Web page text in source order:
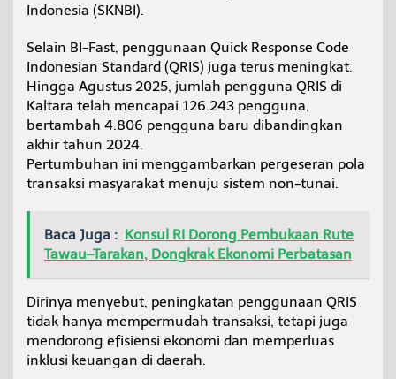
Indonesia (SKNBI).
Selain BI-Fast, penggunaan Quick Response Code
Indonesian Standard (QRIS) juga terus meningkat.
Hingga Agustus 2025, jumlah pengguna QRIS di
Kaltara telah mencapai 126.243 pengguna,
bertambah 4.806 pengguna baru dibandingkan
akhir tahun 2024.
Pertumbuhan ini menggambarkan pergeseran pola
transaksi masyarakat menuju sistem non-tunai.
Baca Juga : Konsul RI Dorong Pembukaan Rute
Tawau–Tarakan, Dongkrak Ekonomi Perbatasan
Dirinya menyebut, peningkatan penggunaan QRIS
tidak hanya mempermudah transaksi, tetapi juga
mendorong efisiensi ekonomi dan memperluas
inklusi keuangan di daerah.